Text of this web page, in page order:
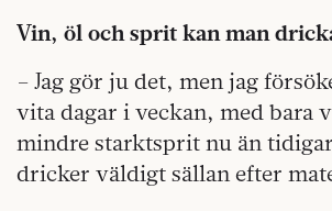
Vin, öl och sprit kan man
– Jag gör ju det, men jag
vita dagar i veckan, med bara
mindre starktsprit nu än
dricker väldigt sällan efter